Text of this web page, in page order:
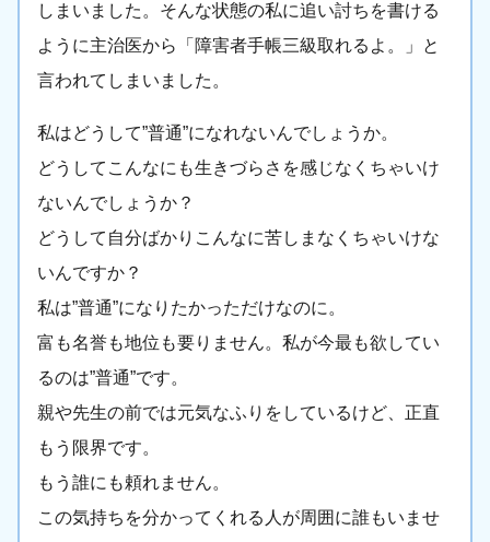
しまいました。そんな状態の私に追い討ちを書ける
ように主治医から「障害者手帳三級取れるよ。」と
言われてしまいました。
私はどうして”普通”になれないんでしょうか。
どうしてこんなにも生きづらさを感じなくちゃいけ
ないんでしょうか？
どうして自分ばかりこんなに苦しまなくちゃいけな
いんですか？
私は”普通”になりたかっただけなのに。
富も名誉も地位も要りません。私が今最も欲してい
るのは”普通”です。
親や先生の前では元気なふりをしているけど、正直
もう限界です。
もう誰にも頼れません。
この気持ちを分かってくれる人が周囲に誰もいませ